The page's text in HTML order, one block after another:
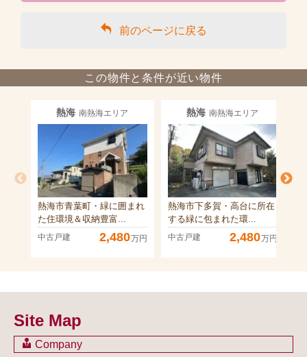
前のページに戻る
この物件と条件が近い物件
熱海 南熱海エリア
熱海市青葉町・緑に囲まれ
た住環境＆収納豊富...
中古戸建 2,480万円
熱海 南熱海エリア
熱海市下多賀・高台に所在
する緑に包まれた環...
中古戸建 2,480万円
Site Map
Company